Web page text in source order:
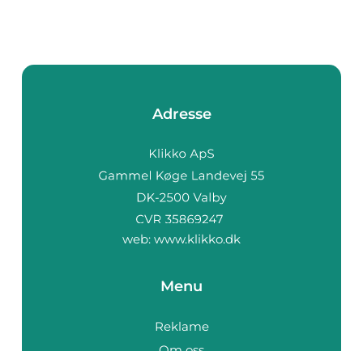
Adresse
web: www.klikko.dk
Menu
Reklame